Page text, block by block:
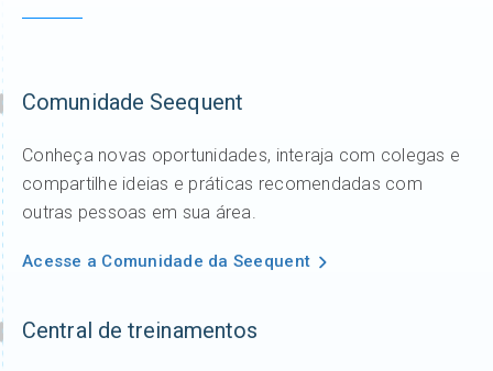
Comunidade Seequent
Conheça novas oportunidades, interaja com colegas e
compartilhe ideias e práticas recomendadas com
outras pessoas em sua área.
Acesse a Comunidade da Seequent
Central de treinamentos